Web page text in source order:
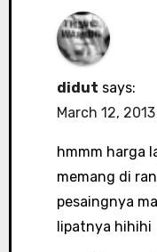
didut says:
March 12,
hmmm harga
memang di
pesaingnya
lipatnya hihihi